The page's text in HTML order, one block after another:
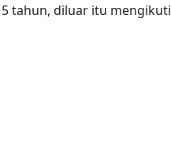
tahun, diluar itu mengikuti